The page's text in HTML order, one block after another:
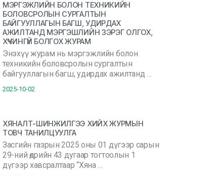
МЭРГЭЖЛИЙН БОЛОН ТЕХНИКИЙН
БОЛОВСРОЛЫН СУРГАЛТЫН
БАЙГУУЛЛАГЫН БАГШ, УДИРДАХ
АЖИЛТАНД МЭРГЭШЛИЙН ЗЭРЭГ ОЛГОХ,
ХҮЧИНГҮЙ БОЛГОХ ЖУРАМ
Энэхүү журам нь мэргэжлийн болон
техникийн боловсролын сургалтын
байгууллагын багш, удирдах ажилтанд …
2025-10-02
ХЯНАЛТ-ШИНЖИЛГЭЭ ХИЙХ ЖУРМЫН
ТОВЧ ТАНИЛЦУУЛГА
Засгийн газрын 2025 оны 01 дүгээр сарын
29-ний өдрийн 43 дугаар тогтоолын 1
дүгээр хавсралтаар “Хяна …